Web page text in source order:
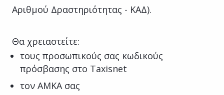
Αριθμού Δραστηριότητας - ΚΑΔ).
Θα χρειαστείτε:
τους προσωπικούς σας κωδικούς
πρόσβασης στο Taxisnet
τον ΑΜΚΑ σας